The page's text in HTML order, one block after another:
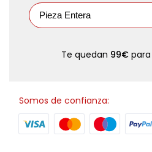
Te quedan 99€
Somos de confianza: